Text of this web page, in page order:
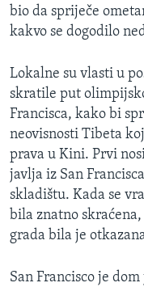
SLOBODA MEDIJA
ŽENSKA STRANA
IZBJEGLIČKA STRANA
MAGAZIN
O GLASU AMERIKE
Learning English
PRATITE NAS
bio da spriječe
kakvo se dogodilo
Lokalne su vlasti u
skratile put
Francisca, kako bi
neovisnosti Tibeta
prava u Kini. Prvi
javlja iz San
skladištu. Kada se
bila znatno
grada bila je
San Francisco je